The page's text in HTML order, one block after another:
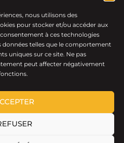
nous utilisons des
pour stocker et/ou accéder aux
à ces technologies
telles que le comportement
uniques sur ce site. Ne pas
peut affecter négativement
Address